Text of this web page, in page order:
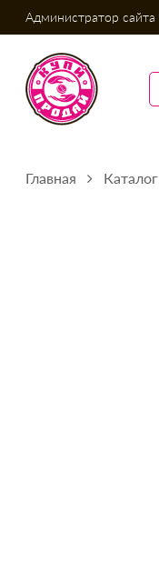
Администратор сайта
Главная Каталог